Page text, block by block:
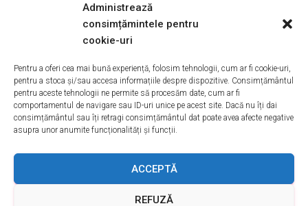
Administrează
consimțămintele pentru
cookie-uri
Pentru a oferi cea mai bună experiență, folosim tehnologii, cum ar fi cookie-uri,
pentru a stoca și/sau accesa informațiile despre dispozitive. Consimțământul
pentru aceste tehnologii ne permite să procesăm date, cum ar fi
comportamentul de navigare sau ID-uri unice pe acest site. Dacă nu îți dai
consimțământul sau îți retragi consimțământul dat poate avea afecte negative
asupra unor anumite funcționalități și funcții.
ACCEPTĂ
REFUZĂ
service frigidere indesit PRAHOVA
service frigidere indesit PRAHOVA Bine ati venit pe pagina
problema cu un frigider indesit? Tot ce trebuie sa faceti
este sa ne sunati va oferim service in
Citește mai mult
DESPRE NOI SERVICII
GDPR TERMENI ȘI CONDIȚII